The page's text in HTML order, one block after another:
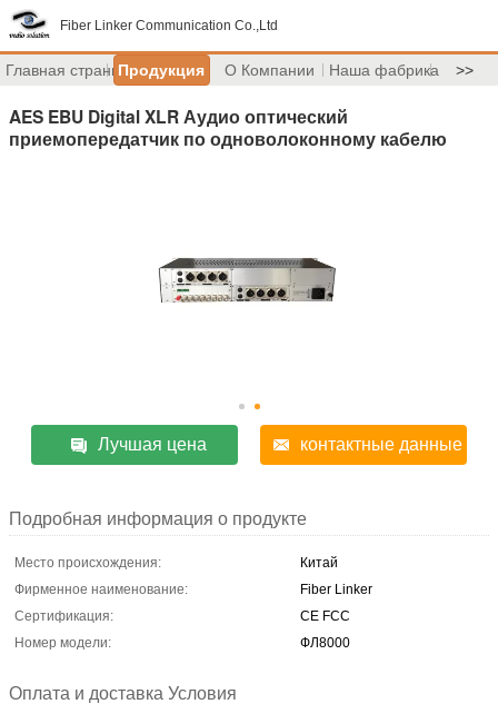
Fiber Linker Communication Co.,Ltd
Главная страницаПродукция О Компании Наша фабрика >>
AES EBU Digital XLR Аудио оптический
приемопередатчик по одноволоконному кабелю
Лучшая цена контактные данные
Подробная информация о продукте
Место происхождения:
Китай
Фирменное наименование:
Fiber Linker
Сертификация:
CE FCC
Номер модели:
ФЛ8000
Оплата и доставка Условия